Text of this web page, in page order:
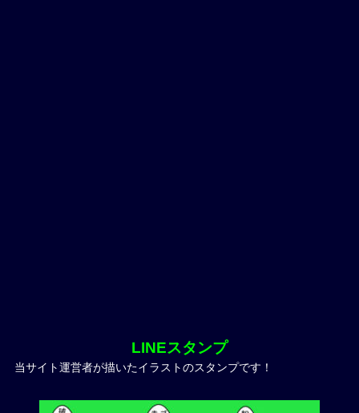
LINEスタンプ
当サイト運営者が描いたイラストのスタンプです！